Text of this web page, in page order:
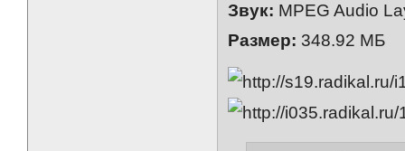
Звук: MPEG Audio
Размер: 348.92 МБ